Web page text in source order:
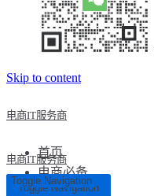
Skip to content
电商IT服务商
首页
电商必备
电商IT服务商
Toggle Navigation
Toggle Navigation